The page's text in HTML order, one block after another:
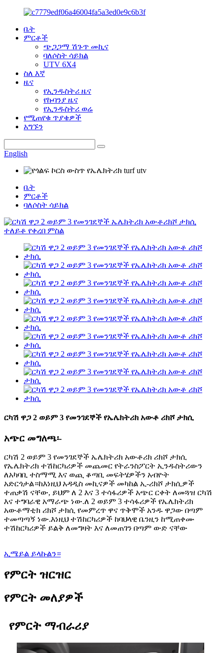
ቤት
ምርቶች
ጭጋጋማ ሽጉጥ መኪና
ባለሶስት ሳይክል
UTV 6X4
ስለ እኛ
ዜና
የኢንዱስትሪ ዜና
የኩባንያ ዜና
የኢንዱስትሪ ወሬ
የሚጠየቁ ጥያቄዎች
አግኙን
English
ቤት
ምርቶች
ባለሶስት ሳይክል
ርካሽ ዋጋ 2 ወይም 3 የመንገደኞች የኤሌክትሪክ አውቶ ሪክሾ ታክሲ
አጭር መግለጫ፡-
ርካሽ 2 ወይም 3 የመንገደኞች ኤሌክትሪክ አውቶሪክ ሪክሾ ታክሲ
የኤሌክትሪክ ተሽከርካሪዎች መጨመር የትራንስፖርት ኢንዱስትሪውን
ለአካባቢ ተስማሚ እና ወጪ ቆጣቢ መፍትሄዎችን አብዮት
አድርጎታል።ከእነዚህ አዳዲስ መኪናዎች መካከል ኢ-ሪክሾ ታክሲዎች
ተጠቃሽ ናቸው, ይህም ለ 2 እና 3 ተሳፋሪዎች አጭር ርቀት ለመጓዝ ርካሽ
እና ተግባራዊ አማራጭ ነው.ለ 2 ወይም 3 ተሳፋሪዎች የኤሌክትሪክ
አውቶማቲክ ሪክሾ ታክሲ የመምረጥ ዋና ጥቅሞች አንዱ ዋጋው በጣም
ተመጣጣኝ ነው.እነዚህ ተሽከርካሪዎች ከባህላዊ ቤንዚን ከሚጠቀሙ
ተሽከርካሪዎች ይልቅ ለመግዛት እና ለመጠገን በጣም ውድ ናቸው
ኢሜይል ይላኩልን።
የምርት ዝርዝር
የምርት መለያዎች
የምርት ማብራሪያ